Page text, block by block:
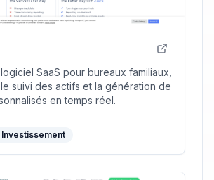
SaaS pour bureaux familiaux,
suivi des actifs et la génération de
en temps réel.